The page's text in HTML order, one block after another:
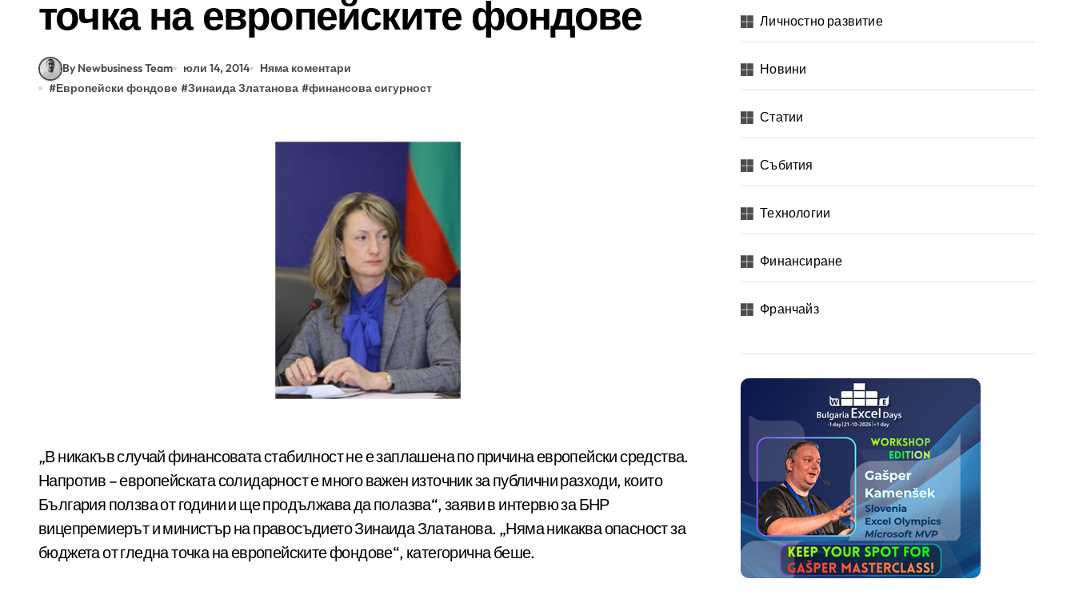
точка на европейските фондове
By Newbusiness Team юли 14, 2014
Няма коментари
#Европейски фондове #Зинаида Златанова #финансова сигурност
„В никакъв случай финансовата стабилност не е заплашена по причина европейски средства.
Напротив – европейската солидарност е много важен източник за публични разходи, които
България ползва от години и ще продължава да полазва“, заяви в интервю за БНР
вицепремиерът и министър на правосъдието Зинаида Златанова. „Няма никаква опасност за
бюджета от гледна точка на европейските фондове“, категорична беше.
Личностно развитие
Новини
Статии
Събития
Технологии
Финансиране
Франчайз